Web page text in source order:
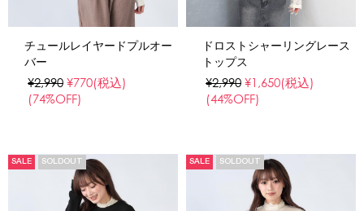
チュールレイヤードプルオー
バー
¥2,990 ¥770(税込)
(74%OFF)
ドロストシャーリングレース
トップス
¥2,990 ¥1,650(税込)
(44%OFF)
SALE SOLDOUT SALE SOLDOUT